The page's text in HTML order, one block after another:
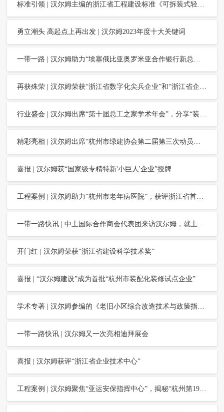
标准引领 | 汉尔姆主编的浙江省工程建设标准《可拆装式轻钢骨架内隔墙应用技术规程》，通过浙江省建设厅审查
勇立潮头 高起点上再出发 | 汉尔姆2023年度十大关键词
一带一路 | 汉尔姆助力“埃塞俄比亚奥罗米亚合作银行新总部大楼项目”建设
再获殊荣 | 汉尔姆荣获“浙江省数字化尖兵企业”和“浙江省企业信息化创新项目奖”两项荣誉
行业盛会 | 汉尔姆出席“第十届总工之家学术年会”，分享“装配式绿色建筑多场景解决方案”
精彩亮相 | 汉尔姆出席“杭州市绿建协会第二届第三次动员大会”，并作特邀大会主题报告
喜报 | 汉尔姆获“国家级专精特新'小巨人'企业”授牌
工程案例 | 汉尔姆助力“杭州市老年病医院”，获评浙江省首批“标准化安宁疗护病区”
一带一路快讯 | 中土国际合作商会代表团来访汉尔姆，就土耳其灾后重建洽谈合作
开门红 | 汉尔姆荣获“浙江省建设科学技术奖”
喜报 | “汉尔姆建设”成为首批“杭州市装配化装修试点企业”
学术专著 | 汉尔姆参编的《老旧小区综合改造技术与政策指南》出版，面向全国公开发行
一带一路快讯 | 汉尔姆又一次亮相迪拜展会
喜报 | 汉尔姆获评“浙江省企业技术中心”
工程案例 | 汉尔姆聚焦“亚运安保指挥中心”，揭秘“杭州第19届亚运会”背后的公安蓝